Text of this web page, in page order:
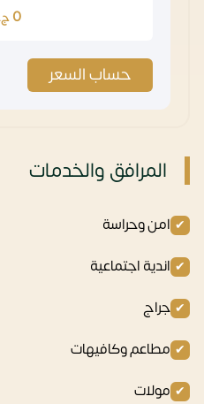
0
حساب السعر
المرافق والخدمات
امن وحراسة
اندية اجتماعية
جراج
مطاعم وكافيهات
مولات